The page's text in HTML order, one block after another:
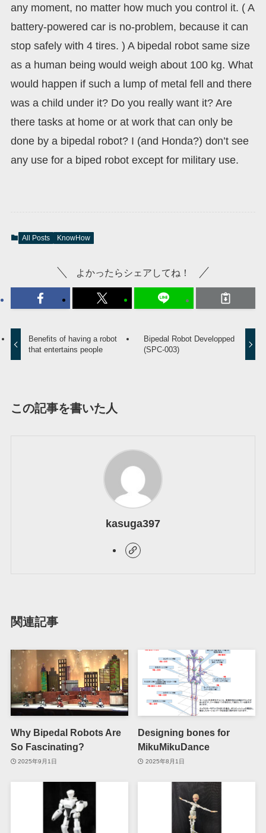
any moment, no matter how much you control it. ( A
battery-powered car is no-problem, because it can
stop safely with 4 tires. ) A bipedal robot same size
as a human being would weigh about 100 kg. What
would happen if such a lump of metal fell and there
was a child under it? Do you really want it? Are
there tasks at home or at work that can only be
done by a bipedal robot? I (and Honda?) don’t see
any use for a biped robot except for military use.
All Posts KnowHow
よかったらシェアしてね！
Benefits of having a robot
that entertains people
Bipedal Robot Developped
(SPC-003)
この記事を書いた人
kasuga397
関連記事
Why Bipedal Robots Are
So Fascinating?
2025年9月1日
Designing bones for
MikuMikuDance
2025年8月1日